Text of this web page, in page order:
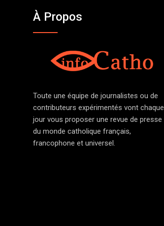
À Propos
Toute une équipe de journalistes ou de
contributeurs expérimentés vont chaque
jour vous proposer une revue de presse
du monde catholique français,
francophone et universel.